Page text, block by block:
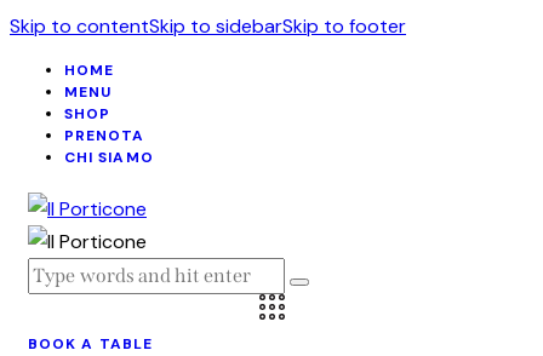
Skip to contentSkip to sidebarSkip to footer
HOME
MENU
SHOP
PRENOTA
CHI SIAMO
BOOK A TABLE